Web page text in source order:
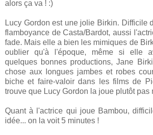
alors ça va ! :)
Lucy Gordon est une jolie Birkin. Difficile
flamboyance de Casta/Bardot, aussi
fade. Mais elle a bien les mimiques de
oublier qu'à l'époque, même si elle
quelques bonnes productions, Jane
chose aux longues jambes et robes
biche et faire-valoir dans les films de
trouve que Lucy Gordon la joue plutôt pas
Quant à l'actrice qui joue Bambou,
idée... on la voit 5 minutes !